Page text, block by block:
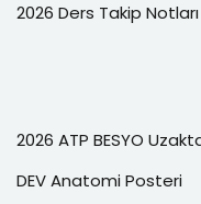
2026 Ders Takip
2026 ATP BESYO
DEV Anatomi Posteri